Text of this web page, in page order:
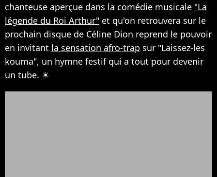
chanteuse aperçue dans la comédie musicale "La
légende du Roi Arthur" et qu'on retrouvera sur le
prochain disque de Céline Dion reprend le pouvoir
en invitant la sensation afro-trap sur "Laissez-les
kouma", un hymne festif qui a tout pour devenir
un tube. ☀